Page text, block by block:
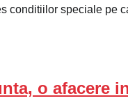
conditiilor speciale pe
o afacere